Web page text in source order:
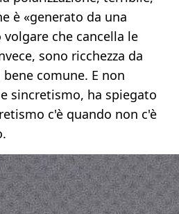
è «generato da una
che cancella le
sono ricchezza da
comune. E non
sincretismo, ha spiegato
c'è quando non c'è